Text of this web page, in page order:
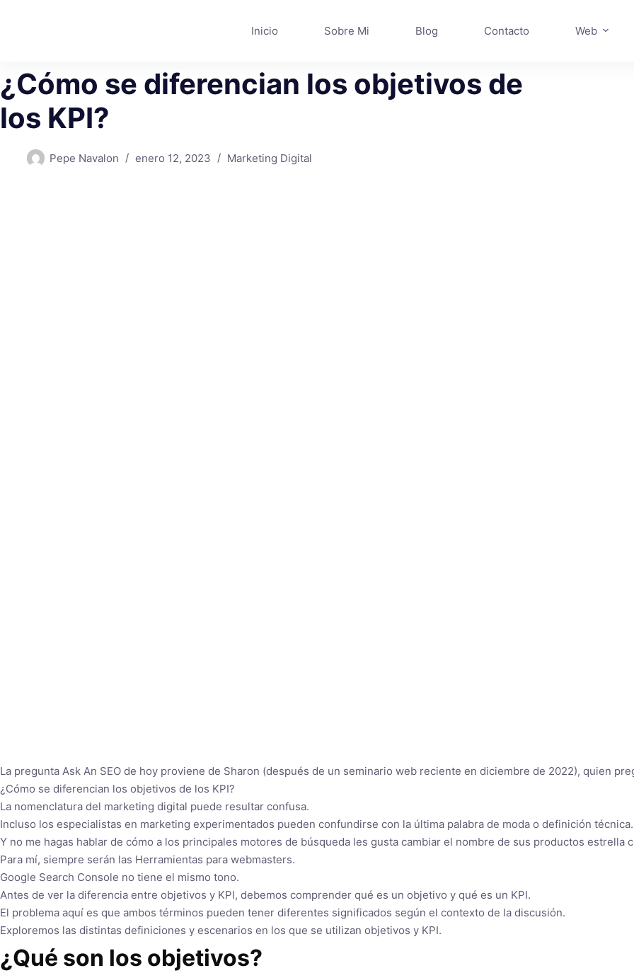
Inicio Sobre Mi Blog Contacto Web
¿Cómo se diferencian los objetivos de
los KPI?
Pepe Navalon enero 12, 2023 Marketing Digital
La pregunta Ask An SEO de hoy proviene de Sharon (después de un seminario web reciente en diciembre de 2022), quien
¿Cómo se diferencian los objetivos de los KPI?
La nomenclatura del marketing digital puede resultar confusa.
Incluso los especialistas en marketing experimentados pueden confundirse con la última palabra de moda o definición técnica.
Y no me hagas hablar de cómo a los principales motores de búsqueda les gusta cambiar el nombre de sus productos estrella
Para mí, siempre serán las Herramientas para webmasters.
Google Search Console no tiene el mismo tono.
Antes de ver la diferencia entre objetivos y KPI, debemos comprender qué es un objetivo y qué es un KPI.
El problema aquí es que ambos términos pueden tener diferentes significados según el contexto de la discusión.
Exploremos las distintas definiciones y escenarios en los que se utilizan objetivos y KPI.
¿Qué son los objetivos?